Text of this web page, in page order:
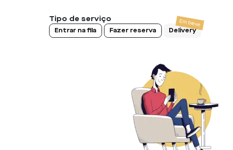
Tipo de serviço
Entrar na fila Fazer reserva Delivery